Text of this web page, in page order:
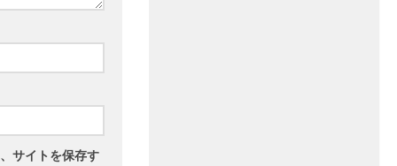
サイトを保存す